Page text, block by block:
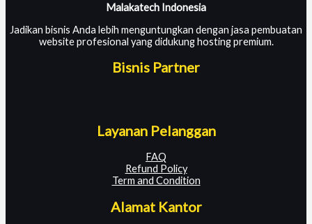
Malakatech Indonesia
Jadikan bisnis Anda lebih menguntungkan dengan jasa pembuatan
website profesional yang didukung hosting premium.
Bisnis Partner
Layanan Pelanggan
FAQ
Refund Policy
Term and Condition
Alamat Kantor